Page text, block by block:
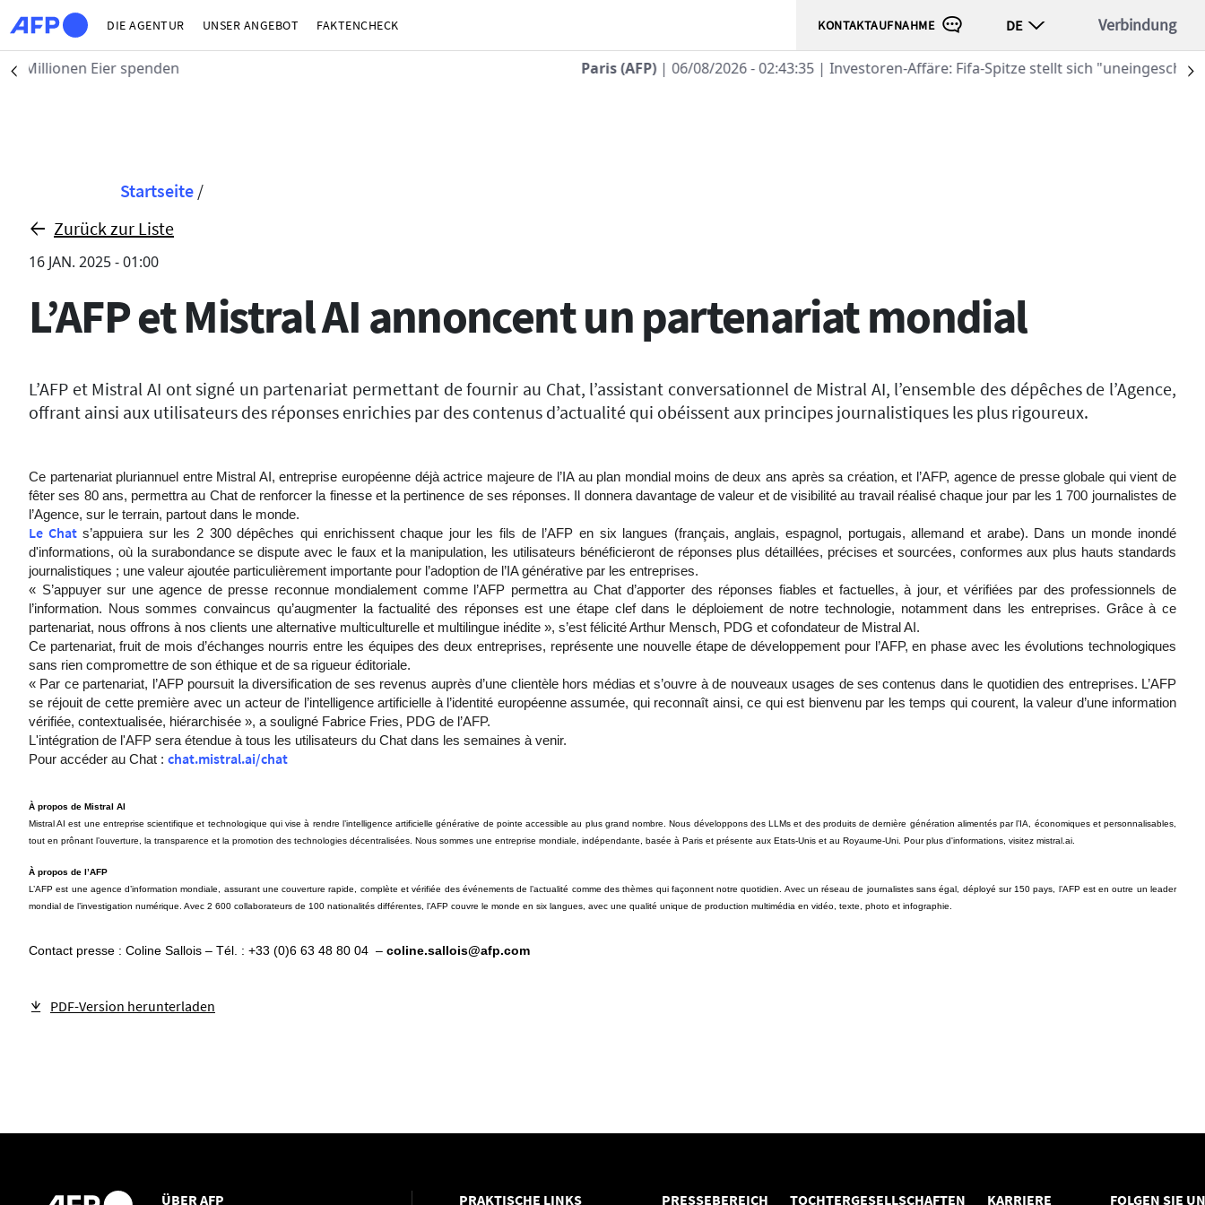
Direkt zum Inhalt
DIE AGENTUR UNSER ANGEBOT FAKTENCHECK KONTAKTAUFNAHME DE Verbindung
Précédent | Investoren-Affäre: Fifa-Spitze stellt sich "uneingeschränkt" hinter Infantino
Pfadnavigation
Startseite /
Zurück zur Liste
16 JAN. 2025 - 01:00
L’AFP et Mistral AI annoncent un partenariat mondial
L’AFP et Mistral AI ont signé un partenariat permettant de fournir au Chat, l’assistant conversationnel de Mistral AI, l’ensemble des dépêches de l’Agence,
offrant ainsi aux utilisateurs des réponses enrichies par des contenus d’actualité qui obéissent aux principes journalistiques les plus rigoureux.
Ce partenariat pluriannuel entre Mistral AI, entreprise européenne déjà actrice majeure de l’IA au plan mondial moins de deux ans après sa création, et l’AFP, agence de presse globale qui vient de
fêter ses 80 ans, permettra au Chat de renforcer la finesse et la pertinence de ses réponses. Il donnera davantage de valeur et de visibilité au travail réalisé chaque jour par les 1 700 journalistes de
l’Agence, sur le terrain, partout dans le monde.
Le Chats’appuiera sur les 2 300 dépêches qui enrichissent chaque jour les fils de l’AFP en six langues (français, anglais, espagnol, portugais, allemand et arabe). Dans un monde inondé
d'informations, où la surabondance se dispute avec le faux et la manipulation, les utilisateurs bénéficieront de réponses plus détaillées, précises et sourcées, conformes aux plus hauts standards
journalistiques ; une valeur ajoutée particulièrement importante pour l’adoption de l’IA générative par les entreprises.
« S’appuyer sur une agence de presse reconnue mondialement comme l’AFP permettra au Chat d’apporter des réponses fiables et factuelles, à jour, et vérifiées par des professionnels de
l’information. Nous sommes convaincus qu’augmenter la factualité des réponses est une étape clef dans le déploiement de notre technologie, notamment dans les entreprises. Grâce à ce
partenariat, nous offrons à nos clients une alternative multiculturelle et multilingue inédite », s’est félicité Arthur Mensch, PDG et cofondateur de Mistral AI.
Ce partenariat, fruit de mois d’échanges nourris entre les équipes des deux entreprises, représente une nouvelle étape de développement pour l’AFP, en phase avec les évolutions technologiques
sans rien compromettre de son éthique et de sa rigueur éditoriale.
« Par ce partenariat, l’AFP poursuit la diversification de ses revenus auprès d’une clientèle hors médias et s’ouvre à de nouveaux usages de ses contenus dans le quotidien des entreprises. L’AFP
se réjouit de cette première avec un acteur de l’intelligence artificielle à l’identité européenne assumée, qui reconnaît ainsi, ce qui est bienvenu par les temps qui courent, la valeur d’une information
vérifiée, contextualisée, hiérarchisée », a souligné Fabrice Fries, PDG de l’AFP.
L'intégration de l'AFP sera étendue à tous les utilisateurs du Chat dans les semaines à venir.
Pour accéder au Chat : chat.mistral.ai/chat
À propos de Mistral AI
Mistral AI est une entreprise scientifique et technologique qui vise à rendre l’intelligence artificielle générative de pointe accessible au plus grand nombre. Nous développons des LLMs et des produits de dernière génération alimentés par l’IA, économiques et personnalisables,
tout en prônant l’ouverture, la transparence et la promotion des technologies décentralisées. Nous sommes une entreprise mondiale, indépendante, basée à Paris et présente aux Etats-Unis et au Royaume-Uni. Pour plus d'informations, visitez mistral.ai
À propos de l’AFP
L’AFP est une agence d’information mondiale, assurant une couverture rapide, complète et vérifiée des événements de l’actualité comme des thèmes qui façonnent notre quotidien. Avec un réseau de journalistes sans égal, déployé sur 150 pays, l’AFP est en outre un leader
mondial de l’investigation numérique. Avec 2 600 collaborateurs de 100 nationalités différentes, l’AFP couvre le monde en six langues, avec une qualité unique de production multimédia en vidéo, texte, photo et infographie.
Contact presse : Coline Sallois – Tél. : +33 (0)6 63 48 80 04 – coline.sallois@afp.com
PDF-Version herunterladen
ÜBER AFP PRAKTISCHE LINKS PRESSEBEREICH TOCHTERGESELLSCHAFTEN KARRIERE FOLGEN SIE